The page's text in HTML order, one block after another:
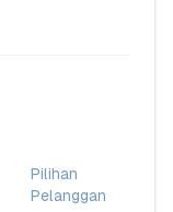
Pilihan
Pelanggan